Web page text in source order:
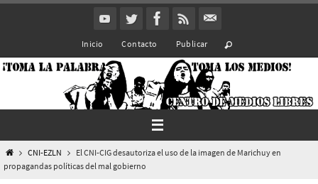
Inicio Contacto Publicar
InicioCNI-EZLN
El CNI-CIG desautoriza el uso de la imagen de Marichuy en
propagandas políticas del mal gobierno